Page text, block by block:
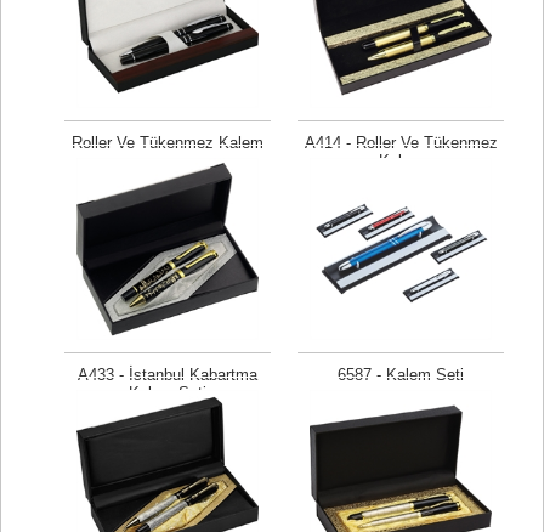
Roller Ve Tükenmez Kalem
Fiyat isteyiniz
A414 - Roller Ve Tükenmez
Kalem
A433 - İstanbul Kabartma
Kalem Seti
Fiyat isteyiniz
6587 - Kalem Seti
Fiyat isteyiniz